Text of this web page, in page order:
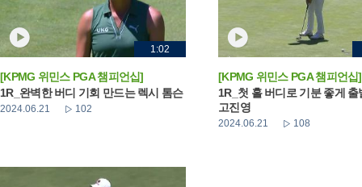
1:02
[KPMG 위민스 PGA 챔피언십]
1R_완벽한 버디 기회 만드는 렉시 톰슨
2024.06.21 102
[KPMG 위민스 PGA 챔피언십]
1R_첫 홀 버디로 기분 좋게 출
고진영
2024.06.21 108